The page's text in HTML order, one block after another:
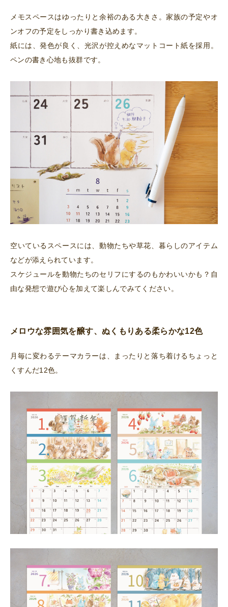
メモスペースはゆったりと余裕のある大きさ。家族の予定やオ
ンオフの予定をしっかり書き込めます。
紙には、発色が良く、光沢が控えめなマットコート紙を採用。
ペンの書き心地も抜群です。
空いているスペースには、動物たちや草花、暮らしのアイテム
などが添えられています。
スケジュールを動物たちのセリフにするのもかわいいかも？自
由な発想で遊び心を加えて楽しんでみてください。
メロウな雰囲気を醸す、ぬくもりある柔らかな12色
月毎に変わるテーマカラーは、まったりと落ち着けるちょっと
くすんだ12色。